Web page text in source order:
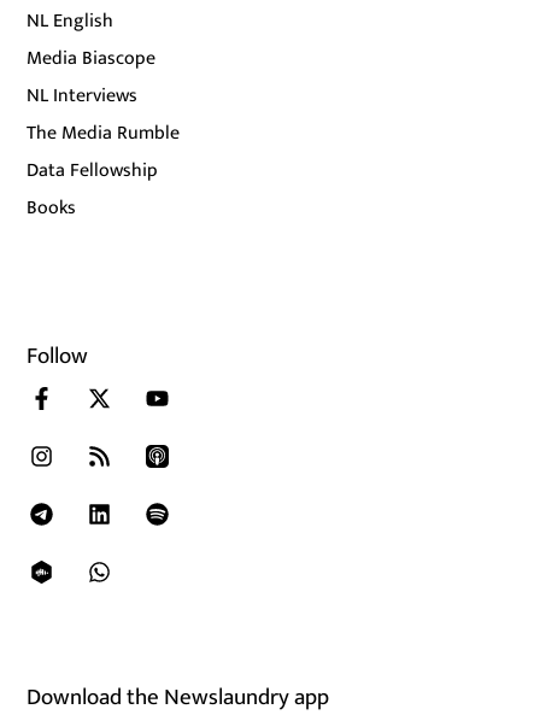
NL English
Media Biascope
NL Interviews
The Media Rumble
Data Fellowship
Books
Follow
Download the Newslaundry app